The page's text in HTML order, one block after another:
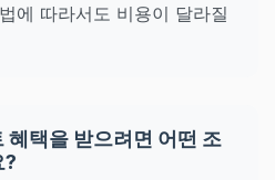
에 따라서도 비용이 달라질
혜택을 받으려면 어떤 조
?